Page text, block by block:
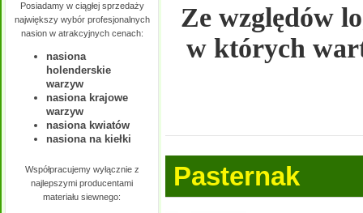
Posiadamy w ciągłej sprzedaży
największy wybór profesjonalnych
nasion w atrakcyjnych cenach:
nasiona
holenderskie
warzyw
nasiona krajowe
warzyw
nasiona kwiatów
nasiona na kiełki
Współpracujemy wyłącznie z
najlepszymi producentami
materiału siewnego:
Ze względów
w których
Pasternak